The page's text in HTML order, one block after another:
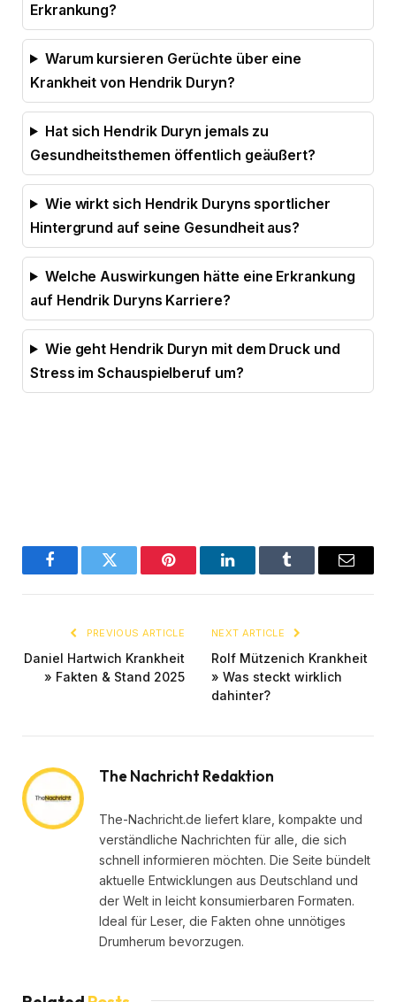
Erkrankung?
Warum kursieren Gerüchte über eine
Krankheit von Hendrik Duryn?
Hat sich Hendrik Duryn jemals zu
Gesundheitsthemen öffentlich geäußert?
Wie wirkt sich Hendrik Duryns sportlicher
Hintergrund auf seine Gesundheit aus?
Welche Auswirkungen hätte eine Erkrankung
auf Hendrik Duryns Karriere?
Wie geht Hendrik Duryn mit dem Druck und
Stress im Schauspielberuf um?
FacebookTwitter Pinterest LinkedInTumblr Email
PREVIOUS ARTICLE
Daniel Hartwich Krankheit
» Fakten & Stand 2025
NEXT ARTICLE
Rolf Mützenich Krankheit
» Was steckt wirklich
dahinter?
The Nachricht Redaktion
The-Nachricht.de liefert klare, kompakte und
verständliche Nachrichten für alle, die sich
schnell informieren möchten. Die Seite bündelt
aktuelle Entwicklungen aus Deutschland und
der Welt in leicht konsumierbaren Formaten.
Ideal für Leser, die Fakten ohne unnötiges
Drumherum bevorzugen.